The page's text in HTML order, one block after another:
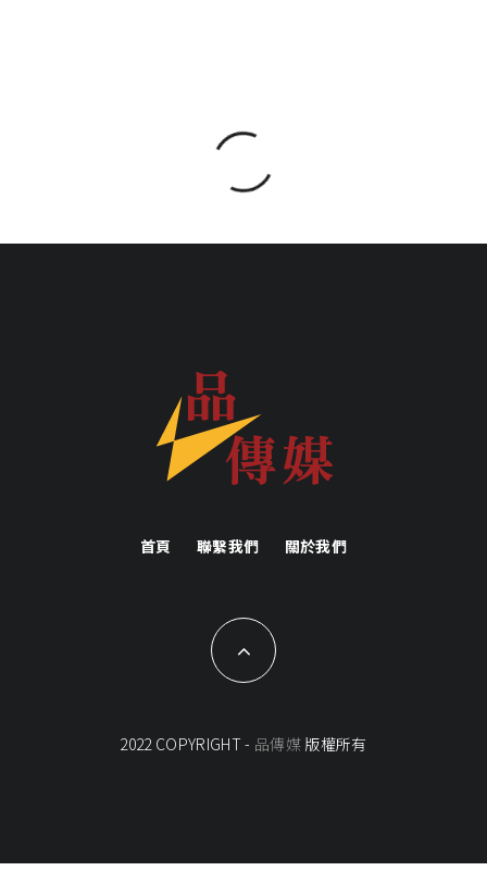
首頁 聯繫我們 關於我們
2022 COPYRIGHT - 品傳媒 版權所有